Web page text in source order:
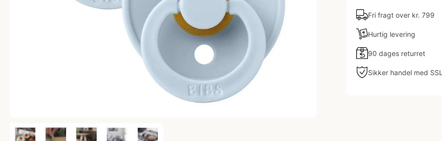
Fri fragt over kr. 799
Hurtig levering
90 dages returret
Sikker handel med SSL